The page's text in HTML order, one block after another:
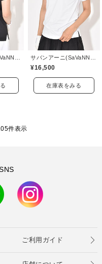
サバンアーニ(SaVaNNI aaNI) サバンアーニ(SaVaNNI aaNI)
¥16,500
在庫表をみる
件表示
ご利用ガイド